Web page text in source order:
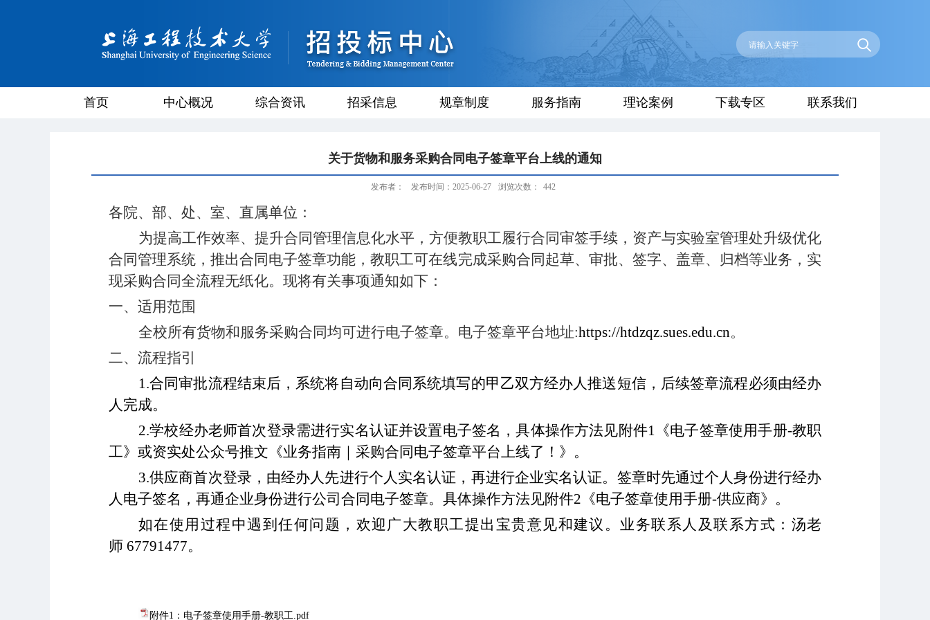
首页 中心概况 综合资讯 招采信息 规章制度 服务指南 理论案例 下载专区 联系我们
关于货物和服务采购合同电子签章平台上线的通知
发布者： 发布时间：2025-06-27 浏览次数： 442
各院、部、处、室、直属单位：
为提高工作效率、提升合同管理信息化水平，方便教职工履行合同审签手续，资产与实验室管理处升级优化
合同管理系统，推出合同电子签章功能，教职工可在线完成采购合同起草、审批、签字、盖章、归档等业务，实
现采购合同全流程无纸化。现将有关事项通知如下：
一、适用范围
全校所有货物和服务采购合同均可进行电子签章。电子签章平台地址:https://htdzqz.sues.edu.cn。
二、流程指引
1.合同审批流程结束后，系统将自动向合同系统填写的甲乙双方经办人推送短信，后续签章流程必须由经办
人完成。
2.学校经办老师首次登录需进行实名认证并设置电子签名，具体操作方法见附件1 《电子签章使用手册-教职
工》或资实处公众号推文《业务指南｜采购合同电子签章平台上线了！》。
3.供应商首次登录，由经办人先进行个人实名认证，再进行企业实名认证。签章时先通过个人身份进行经办
人电子签名，再通企业身份进行公司合同电子签章。具体操作方法见附件2 《电子签章使用手册-供应商》。
如在使用过程中遇到任何问题，欢迎广大教职工提出宝贵意见和建议。业务联系人及联系方式：汤老
师 67791477。
附件1：电子签章使用手册-教职工.pdf